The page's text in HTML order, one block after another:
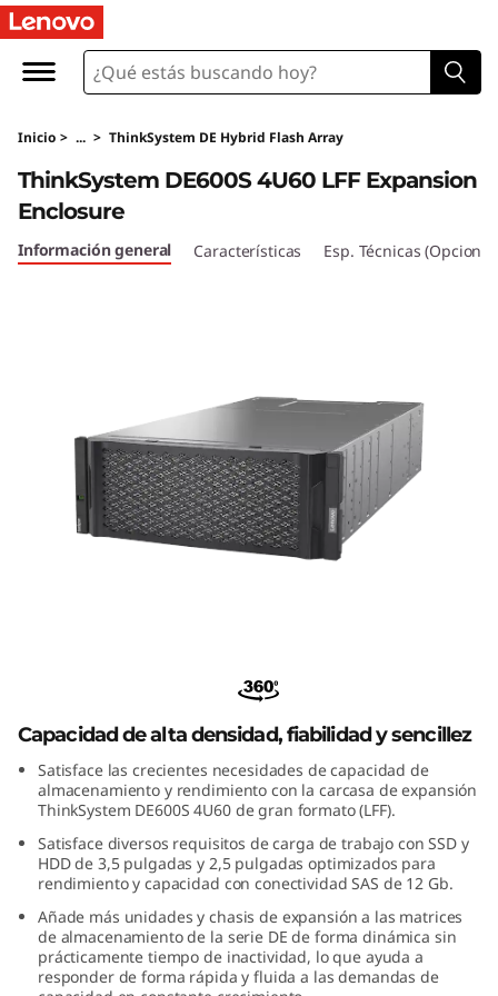
T
h
n
k
S
0
S
4
6
Inicio > ... > ThinkSystem DE Hybrid Flash Array
Expansion Enclosure
ThinkSystem DE600S 4U60 LFF Expansion
Enclosure
Información general Características Esp. Técnicas
Capacidad de alta densidad, fiabilidad y sencillez
Satisface las crecientes necesidades de capacidad de
almacenamiento y rendimiento con la carcasa de expansión
ThinkSystem DE600S 4U60 de gran formato (LFF).
Satisface diversos requisitos de carga de trabajo con SSD y
HDD de 3,5 pulgadas y 2,5 pulgadas optimizados para
rendimiento y capacidad con conectividad SAS de 12 Gb.
Añade más unidades y chasis de expansión a las matrices
de almacenamiento de la serie DE de forma dinámica sin
prácticamente tiempo de inactividad, lo que ayuda a
responder de forma rápida y fluida a las demandas de